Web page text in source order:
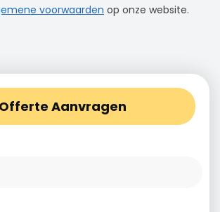
voorwaarden op onze website.
Offerte Aanvragen